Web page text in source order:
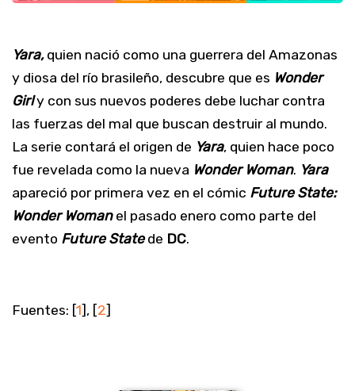
Yara,quien nació como una guerrera del Amazonas
y diosa del río brasileño, descubre que es Wonder
Girly con sus nuevos poderes debe luchar contra
las fuerzas del mal que buscan destruir al mundo.
La serie contará el origen de Yara, quien hace poco
fue revelada como la nueva Wonder Woman. Yara
apareció por primera vez en el cómic Future State:
Wonder Womanel pasado enero como parte del
evento Future Statede DC.
Fuentes: [1], [2]